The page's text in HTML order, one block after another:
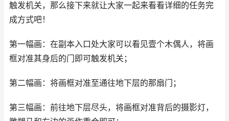
触发机关，那么接下来就让大家一起来看看详细的任务完
成方式吧！
第一幅画：在副本入口处大家可以看见壹个木偶人，将画
框对准其身后的门即可触发机关；
第二幅画：将画框对准至通往地下层的那扇门；
第三幅画：前往地下层尽头，将画框对准背后的摄影灯，